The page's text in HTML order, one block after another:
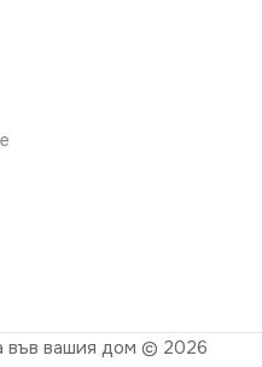
във вашия дом © 2026